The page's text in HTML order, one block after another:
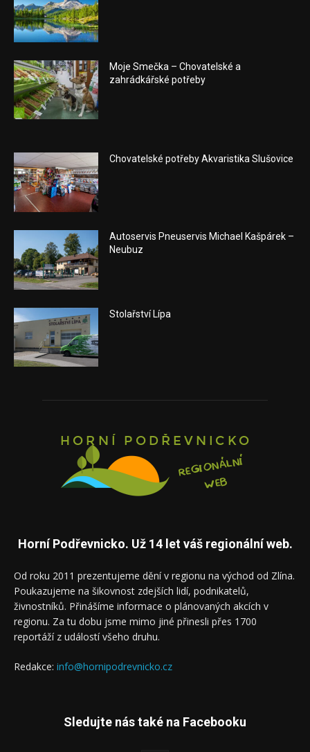
Moje Smečka – Chovatelské a
zahrádkářské potřeby
Chovatelské potřeby Akvaristika Slušovice
Autoservis Pneuservis Michael Kašpárek –
Neubuz
Stolařství Lípa
Horní Podřevnicko. Už 14 let váš regionální web.
Od roku 2011 prezentujeme dění v regionu na východ od Zlína.
Poukazujeme na šikovnost zdejších lidí, podnikatelů,
živnostníků. Přinášíme informace o plánovaných akcích v
regionu. Za tu dobu jsme mimo jiné přinesli přes 1700
reportáží z událostí všeho druhu.
Redakce: info@hornipodrevnicko.cz
Sledujte nás také na Facebooku